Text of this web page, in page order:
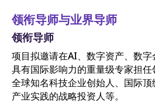
领衔导师与业界导师
领衔导师
项目拟邀请在AI、数字资产、数
具有国际影响力的重量级专家担
全球知名科技企业创始人、国际
产业实践的战略投资人等。